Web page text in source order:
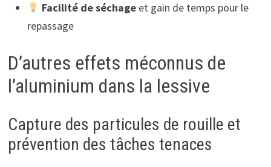
Facilité de séchage et gain de temps pour le
repassage
D’autres effets méconnus de
l’aluminium dans la lessive
Capture des particules de rouille et
prévention des tâches tenaces